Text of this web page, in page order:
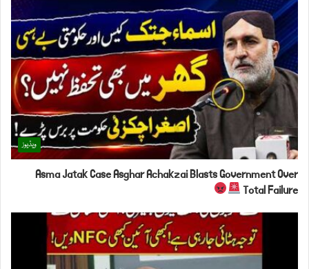
ویڈیوز
Asma Jatak Case Asghar Achakzai Blasts Government Over
Total Failure